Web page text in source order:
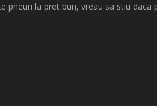
pneuri la pret bun, vreau sa stiu daca